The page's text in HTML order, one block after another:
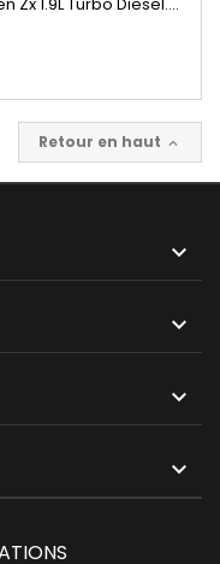
Retour en haut 



keyboard_arrow_down